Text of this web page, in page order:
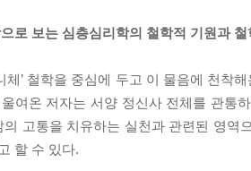
로 보는 심층심리학의 철학적 기원과
체’ 철학을 중심에 두고 이 물음에 천착
여온 저자는 서양 정신사 전체를 관통
의 고통을 치유하는 실천과 관련된 영역
할 수 있다.